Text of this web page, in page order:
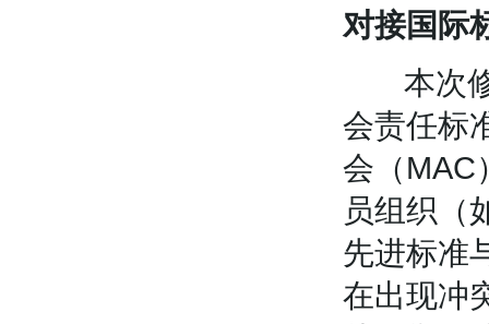
对接国际
本次修
会责任标
会（MAC
员组织（
先进标准
在出现冲